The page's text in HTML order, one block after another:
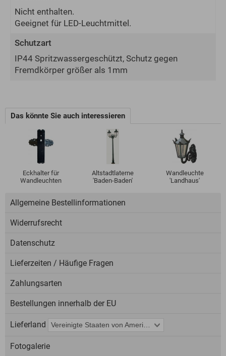
Nicht enthalten.
Geeignet für LED-Leuchtmittel.
Schutzart
IP44 Spritzwassergeschützt, Schutz gegen
Fremdkörper größer als 1mm
Das könnte Sie auch interessieren
Eckhalter für
Wandleuchten
Altstadtlaterne
'Baden-Baden'
Wandleuchte
'Landhaus'
Allgemeine Bestellinformationen
Widerrufsrecht
Datenschutz
Lieferzeiten / Häufige Fragen
Zahlungsarten
Bestellungen innerhalb der EU
Lieferland
Fotogalerie